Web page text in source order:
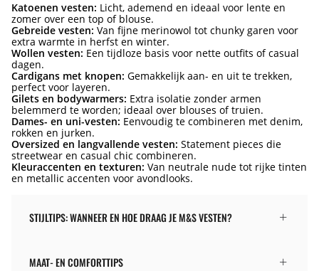
Katoenen vesten: Licht, ademend en ideaal voor lente en
zomer over een top of blouse.
Gebreide vesten: Van fijne merinowol tot chunky garen voor
extra warmte in herfst en winter.
Wollen vesten: Een tijdloze basis voor nette outfits of casual
dagen.
Cardigans met knopen: Gemakkelijk aan- en uit te trekken,
perfect voor layeren.
Gilets en bodywarmers: Extra isolatie zonder armen
belemmerd te worden; ideaal over blouses of truien.
Dames- en uni-vesten: Eenvoudig te combineren met denim,
rokken en jurken.
Oversized en langvallende vesten: Statement pieces die
streetwear en casual chic combineren.
Kleuraccenten en texturen: Van neutrale nude tot rijke tinten
en metallic accenten voor avondlooks.
STIJLTIPS: WANNEER EN HOE DRAAG JE M&S VESTEN?
MAAT- EN COMFORTTIPS